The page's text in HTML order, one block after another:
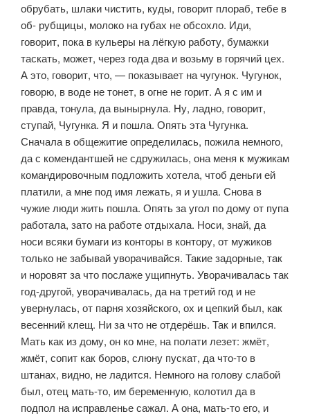
обрубать, шлаки чистить, куды, говорит плораб, тебе в
об- рубщицы, молоко на губах не обсохло. Иди,
говорит, пока в кульеры на лёг­кую работу, бумажки
таскать, может, через года два и возьму в горячий цех.
А это, говорит, что, — показывает на чугунок. Чугунок,
говорю, в воде не тонет, в огне не горит. А я с им и
правда, тонула, да вынырнула. Ну, ладно, говорит,
ступай, Чугунка. Я и пошла. Опять эта Чугунка.
Сначала в обще­житие определилась, пожила немного,
да с комендантшей не сдружилась, она меня к мужикам
командировочным подложить хотела, чтоб деньги ей
платили, а мне под имя лежать, я и ушла. Снова в
чужие люди жить пошла. Опять за угол по дому от пупа
работала, зато на работе отдыхала. Носи, знай, да
носи всяки бумаги из конторы в контору, от мужиков
только не за­бывай уворачивайся. Такие задорные, так
и норовят за что послаже ущип­нуть. Уворачивалась так
год-другой, уворачивалась, да на третий год и не
увернулась, от парня хозяйского, ох и цепкий был, как
весенний клещ. Ни за что не отдерёшь. Так и впился.
Мать как из дому, он ко мне, на полати ле­зет: жмёт,
жмёт, сопит как боров, слюну пускат, да что-то в
штанах, видно, не ладится. Немного на голову слабой
был, отец мать-то, им беременную, колотил да в
подпол на исправленье сажал. А она, мать-то его, и